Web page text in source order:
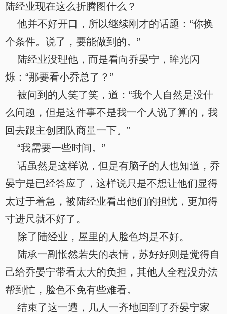
陆经业现在这么折腾图什么？
他并不好开口，所以继续刚才的话题：“你换
个条件。说了，要能做到的。”
陆经业没理他，而是看向乔晏宁，眸光闪
烁：“那要看小乔总了？”
被问到的人笑了笑，道：“我个人自然是没什
么问题，但是这件事不是我一个人说了算的，我
回去跟主创团队商量一下。”
“我需要一些时间。”
话虽然是这样说，但是有脑子的人也知道，乔
晏宁是已经答应了，这样说只是不想让他们显得
太过于着急，被陆经业看出他们的担忧，更加得
寸进尺就不好了。
除了陆经业，屋里的人脸色均是不好。
陆承一副怅然若失的表情，苏好好则是觉得自
己给乔晏宁带看太大的负担，其他人全程没办法
帮到忙，脸色不免有些难看。
结束了这一遭，几人一齐地回到了乔晏宁家